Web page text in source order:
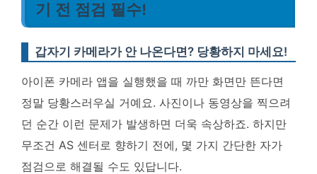
기 전 점검 필수!
갑자기 카메라가 안 나온다면? 당황하지 마세요!
아이폰 카메라 앱을 실행했을 때 까만 화면만 뜬다면
정말 당황스러우실 거예요. 사진이나 동영상을 찍으려
던 순간 이런 문제가 발생하면 더욱 속상하죠. 하지만
무조건 AS 센터로 향하기 전에, 몇 가지 간단한 자가
점검으로 해결될 수도 있답니다.